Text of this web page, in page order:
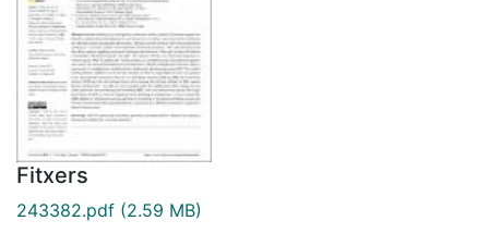
Fitxers
243382.pdf (2.59 MB)